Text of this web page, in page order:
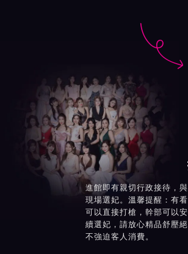

進館即有親切行政接待，
現場選妃。溫馨提醒：有
可以直接打槍，幹部可以
續選妃，請放心精品舒壓
不強迫客人消費。